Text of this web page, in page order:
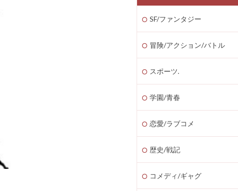
SF/ファンタジー
冒険/アクション/バトル
スポーツ.
学園/青春
恋愛/ラブコメ
歴史/戦記
コメディ/ギャグ